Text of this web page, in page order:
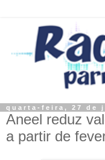
quarta-feira, 27 de
Aneel reduz
a partir de